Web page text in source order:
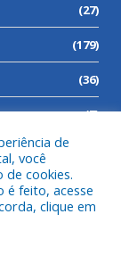
(27)
(179)
(36)
(7)
de Cumaru
de
você
cookies.
é feito, acesse
clique em